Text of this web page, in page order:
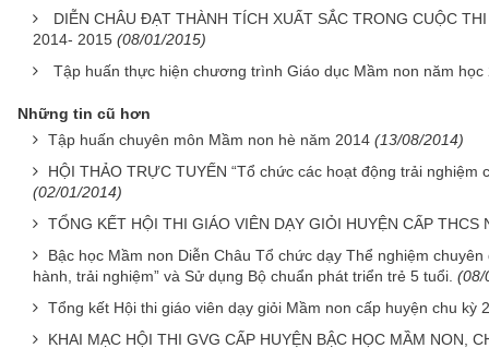
DIỄN CHÂU ĐẠT THÀNH TÍCH XUẤT SẮC TRONG CUỘC
2014- 2015 (08/01/2015)
Tập huấn thực hiện chương trình Giáo dục Mầm non năm học
Những tin cũ hơn
Tập huấn chuyên môn Mầm non hè năm 2014 (13/08/2014)
HỘI THẢO TRỰC TUYẾN “Tổ chức các hoạt động trải
(02/01/2014)
TỔNG KẾT HỘI THI GIÁO VIÊN DẠY GIỎI HUYỆN CẤP THCS
Bậc học Mầm non Diễn Châu Tổ chức dạy Thể nghiệm
hành, trải nghiệm” và Sử dụng Bộ chuẩn phát triển trẻ 5 tuổi. (08/
Tổng kết Hội thi giáo viên dạy giỏi Mầm non cấp huyện chu kỳ
KHAI MẠC HỘI THI GVG CẤP HUYỆN BẬC HỌC MẦM NON,